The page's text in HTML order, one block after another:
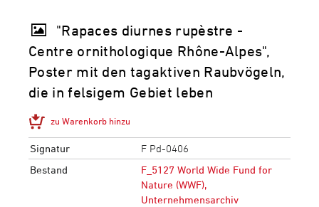
"Rapaces diurnes rupèstre -
Centre ornithologique Rhône-Alpes",
Poster mit den tagaktiven Raubvögeln,
die in felsigem Gebiet leben
zu Warenkorb hinzu
Signatur
F Pd-0406
Bestand
F_5127 World Wide Fund for
Nature (WWF),
Unternehmensarchiv